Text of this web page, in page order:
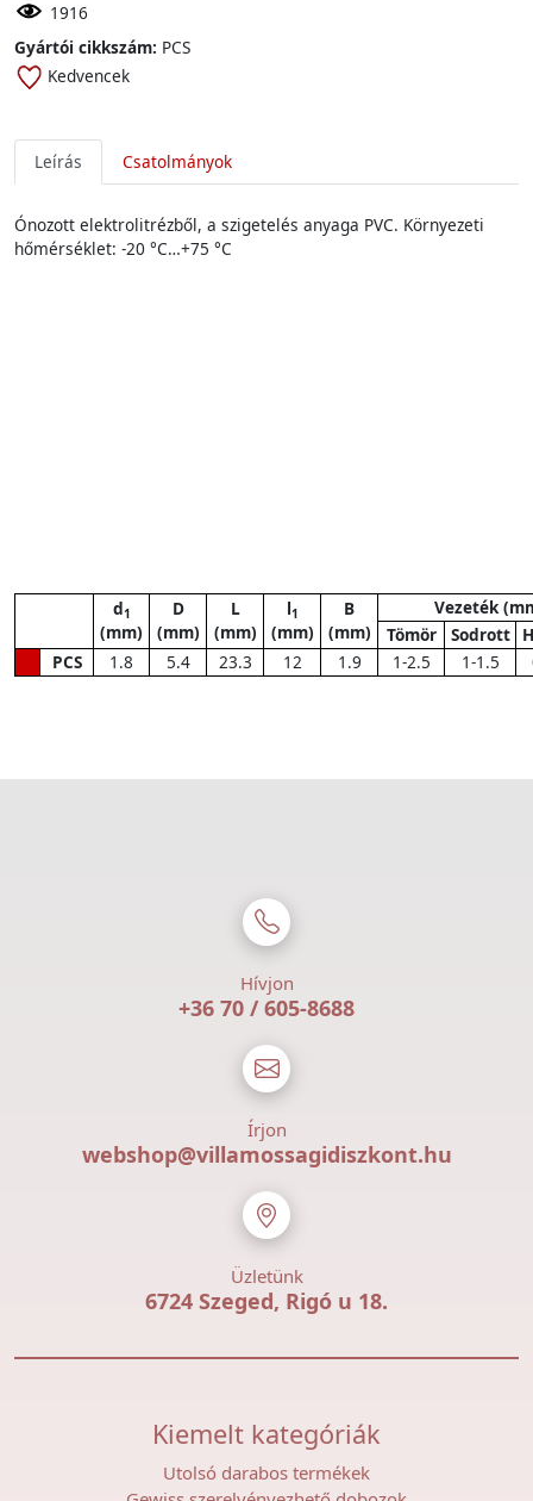
1916
Gyártói cikkszám: PCS
Kedvencek
Leírás Csatolmányok
Ónozott elektrolitrézből, a szigetelés anyaga PVC. Környezeti
hőmérséklet: -20 °C…+75 °C
d1
(mm)
D
(mm)
L
(mm)
l1
(mm)
B
(mm)
Vezeték
Tömör
Sodrott
PCS
1.8 5.4 23.3 12 1.9 1-2.5 1-1.5
Hívjon
+36 70 / 605-8688
Írjon
webshop@villamossagidiszkont.hu
Üzletünk
6724 Szeged, Rigó u 18.
Kiemelt kategóriák
Utolsó darabos termékek